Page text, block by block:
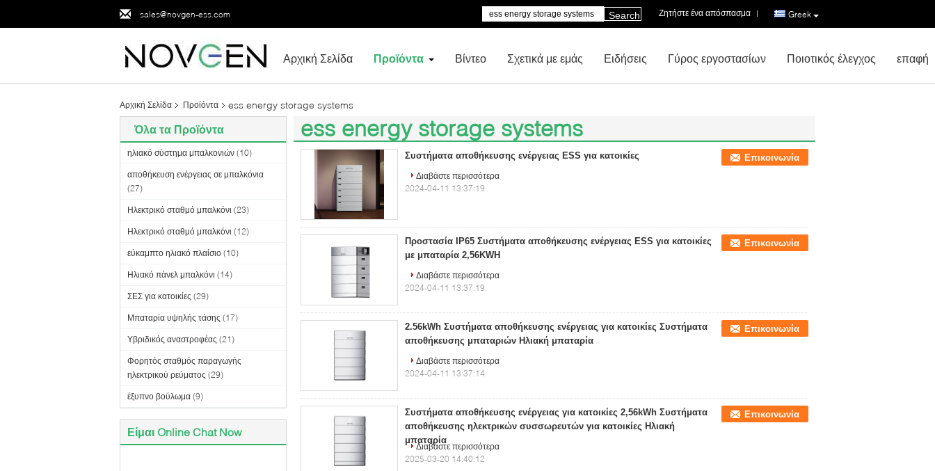
sales@novgen-ess.com Greek
Ζητήστε ένα απόσπασμα |
Search
Αρχική Σελίδα Προϊόντα Βίντεο Σχετικά με εμάς Ειδήσεις Γύρος εργοστασίων Ποιοτικός έλεγχος επαφή
Αρχική Σελίδα Προϊόντα ess energy storage systems
Όλα τα Προϊόντα
ηλιακό σύστημα μπαλκονιών (10)
αποθήκευση ενέργειας σε μπαλκόνια
(27)
Ηλεκτρικό σταθμό μπαλκόνι (23)
Ηλεκτρικό σταθμό μπαλκόνι (12)
εύκαμπτο ηλιακό πλαίσιο (10)
Ηλιακό πάνελ μπαλκόνι (14)
ΣΕΣ για κατοικίες (29)
Μπαταρία υψηλής τάσης (17)
Υβριδικός αναστροφέας (21)
Φορητός σταθμός παραγωγής
ηλεκτρικού ρεύματος (29)
έξυπνο βούλωμα (9)
Είμαι Online Chat Now
ess energy storage systems
(58) Συστήματα αποθήκευσης ενέργειας ESS για κατοικίες
Επικοινωνία
Διαβάστε περισσότερα
2024-04-11 13:37:19
Προστασία IP65 Συστήματα αποθήκευσης ενέργειας ESS για κατοικίες
με μπαταρία 2,56KWH
Επικοινωνία
Διαβάστε περισσότερα
2024-04-11 13:37:19
2.56kWh Συστήματα αποθήκευσης ενέργειας για κατοικίες Συστήματα
αποθήκευσης μπαταριών Ηλιακή μπαταρία
Επικοινωνία
Διαβάστε περισσότερα
2024-04-11 13:37:14
Συστήματα αποθήκευσης ενέργειας για κατοικίες 2,56kWh Συστήματα
αποθήκευσης ηλεκτρικών συσσωρευτών για κατοικίες Ηλιακή
μπαταρία
Επικοινωνία
Διαβάστε περισσότερα
2025-03-20 14:40:12